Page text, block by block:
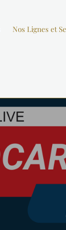
Nos Lignes et